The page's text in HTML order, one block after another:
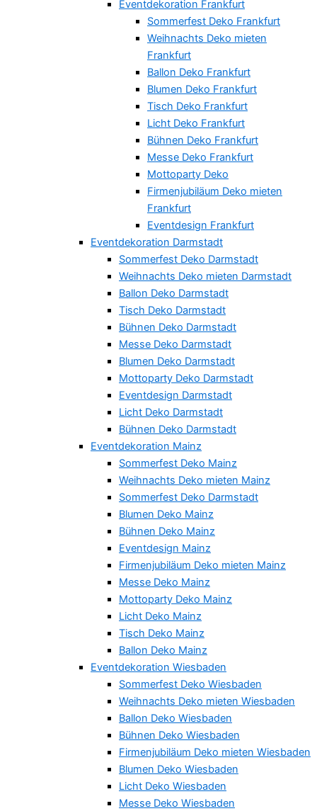
Eventdekoration Frankfurt
Sommerfest Deko Frankfurt
Weihnachts Deko mieten
Frankfurt
Ballon Deko Frankfurt
Blumen Deko Frankfurt
Tisch Deko Frankfurt
Licht Deko Frankfurt
Bühnen Deko Frankfurt
Messe Deko Frankfurt
Mottoparty Deko
Firmenjubiläum Deko mieten
Frankfurt
Eventdesign Frankfurt
Eventdekoration Darmstadt
Sommerfest Deko Darmstadt
Weihnachts Deko mieten Darmstadt
Ballon Deko Darmstadt
Tisch Deko Darmstadt
Bühnen Deko Darmstadt
Messe Deko Darmstadt
Blumen Deko Darmstadt
Mottoparty Deko Darmstadt
Eventdesign Darmstadt
Licht Deko Darmstadt
Bühnen Deko Darmstadt
Eventdekoration Mainz
Sommerfest Deko Mainz
Weihnachts Deko mieten Mainz
Sommerfest Deko Darmstadt
Blumen Deko Mainz
Bühnen Deko Mainz
Eventdesign Mainz
Firmenjubiläum Deko mieten Mainz
Messe Deko Mainz
Mottoparty Deko Mainz
Licht Deko Mainz
Tisch Deko Mainz
Ballon Deko Mainz
Eventdekoration Wiesbaden
Sommerfest Deko Wiesbaden
Weihnachts Deko mieten Wiesbaden
Ballon Deko Wiesbaden
Bühnen Deko Wiesbaden
Firmenjubiläum Deko mieten Wiesbaden
Blumen Deko Wiesbaden
Licht Deko Wiesbaden
Messe Deko Wiesbaden